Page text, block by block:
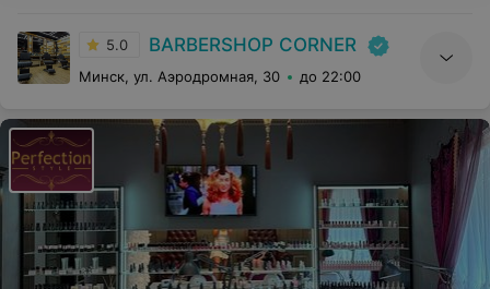
5.0 BARBERSHOP CORNER
Минск, ул. Аэродромная, 30 до 22:00